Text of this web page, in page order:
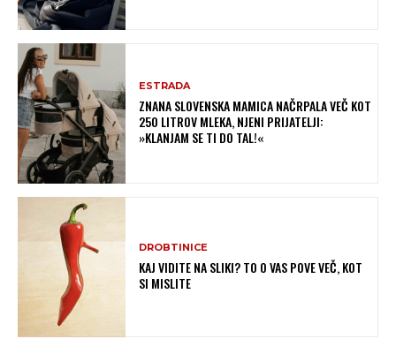
ESTRADA
ZNANA SLOVENSKA MAMICA NAČRPALA VEČ KOT
250 LITROV MLEKA, NJENI PRIJATELJI:
»KLANJAM SE TI DO TAL!«
DROBTINICE
KAJ VIDITE NA SLIKI? TO O VAS POVE VEČ, KOT
SI MISLITE